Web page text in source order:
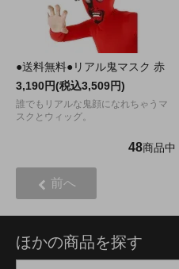
●送料無料●リアル鬼マスク 赤
3,190円(税込3,509円)
誰でもリアルな鬼顔になれちゃうマ
スクとウィッグ。
48商品中
前へ
ほかの商品を探す